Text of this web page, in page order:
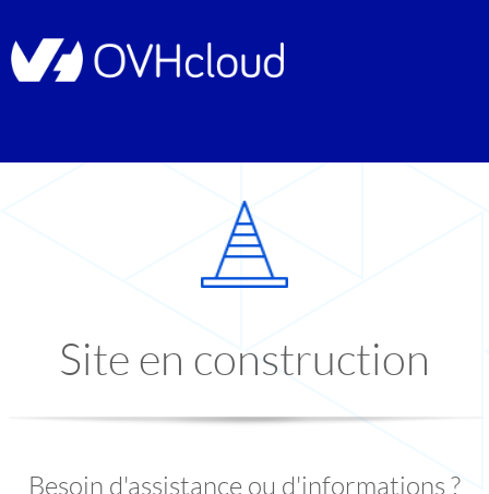
Site en construction
Besoin d'assistance ou d'informations ?